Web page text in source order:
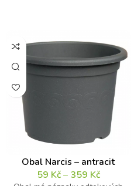
Obal Narcis – antracit
59 Kč– 359 Kč